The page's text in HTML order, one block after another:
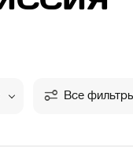
Все